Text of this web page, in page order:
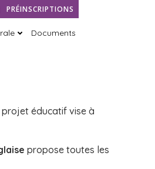
PRÉINSCRIPTIONS
Documents
éducatif vise à
propose toutes les